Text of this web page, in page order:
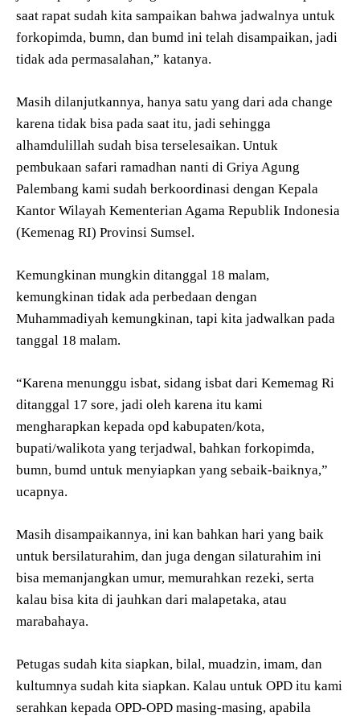
saat rapat sudah kita sampaikan bahwa jadwalnya untuk
forkopimda, bumn, dan bumd ini telah disampaikan, jadi
tidak ada permasalahan,” katanya.
Masih dilanjutkannya, hanya satu yang dari ada change
karena tidak bisa pada saat itu, jadi sehingga
alhamdulillah sudah bisa terselesaikan. Untuk
pembukaan safari ramadhan nanti di Griya Agung
Palembang kami sudah berkoordinasi dengan Kepala
Kantor Wilayah Kementerian Agama Republik Indonesia
(Kemenag RI) Provinsi Sumsel.
Kemungkinan mungkin ditanggal 18 malam,
kemungkinan tidak ada perbedaan dengan
Muhammadiyah kemungkinan, tapi kita jadwalkan pada
tanggal 18 malam.
“Karena menunggu isbat, sidang isbat dari Kememag Ri
ditanggal 17 sore, jadi oleh karena itu kami
mengharapkan kepada opd kabupaten/kota,
bupati/walikota yang terjadwal, bahkan forkopimda,
bumn, bumd untuk menyiapkan yang sebaik-baiknya,”
ucapnya.
Masih disampaikannya, ini kan bahkan hari yang baik
untuk bersilaturahim, dan juga dengan silaturahim ini
bisa memanjangkan umur, memurahkan rezeki, serta
kalau bisa kita di jauhkan dari malapetaka, atau
marabahaya.
Petugas sudah kita siapkan, bilal, muadzin, imam, dan
kultumnya sudah kita siapkan. Kalau untuk OPD itu kami
serahkan kepada OPD-OPD masing-masing, apabila